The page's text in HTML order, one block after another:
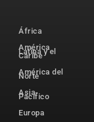
África
América
Latina y el
Caribe
América del
Norte
Asia-
Pacífico
Europa